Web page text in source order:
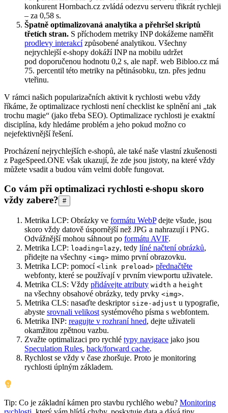
konkurent Hornbach.cz zvládá odezvu serveru třikrát rychleji
– za 0,58 s.
Špatně optimalizovaná analytika a přehršel skriptů
třetích stran. S příchodem metriky INP dokážeme naměřit
prodlevy interakcízpůsobené analytikou. Všechny
nejrychlejší e-shopy dokáží INP na mobilu udržet
pod doporučenou hodnotu 0,2 s, ale např. web Bibloo.cz má
75. percentil této metriky na pětinásobku, tzn. přes jednu
vteřinu.
V rámci našich popularizačních aktivit k rychlosti webu vždy
říkáme, že optimalizace rychlosti není checklist ke splnění ani „tak
trochu magie“ (jako třeba SEO). Optimalizace rychlosti je exaktní
disciplína, kdy hledáme problém a jeho pokud možno co
nejefektivnější řešení.
Procházení nejrychlejších e-shopů, ale také naše vlastní zkušenosti
z PageSpeed.ONE však ukazují, že zde jsou jistoty, na které vždy
můžete vsadit a budou vám velmi dobře fungovat.
Co vám při optimalizaci rychlosti e-shopu skoro
vždy zabere? #
Metrika LCP: Obrázky ve formátu WebPdejte všude, jsou
skoro vždy datově úspornější než JPG a nahrazují i PNG.
Odvážnější mohou sáhnout po formátu AVIF.
Metrika LCP: loading=lazy, tedy líné načtení obrázků,
přidejte na všechny <img> mimo první obrazovku.
Metrika LCP: pomocí <link preload> přednačtěte
webfonty, které se používají v prvním viewportu uživatele.
Metrika CLS: Vždy přidávejte atributy width a height
na všechny obsahové obrázky, tedy prvky <img>.
Metrika CLS: nasaďte deskriptor size-adjust u typografie,
abyste srovnali velikost systémového písma s webfontem.
Metrika INP: reagujte v rozhraní hned, dejte uživateli
okamžitou zpětnou vazbu.
Zvažte optimalizaci pro rychlé typy navigace jako jsou
Speculation Rules, back/forward cache.
Rychlost se vždy v čase zhoršuje. Proto je monitoring
rychlosti úplným základem.
Tip: Co je základní kámen pro stavbu rychlého webu? Monitoring